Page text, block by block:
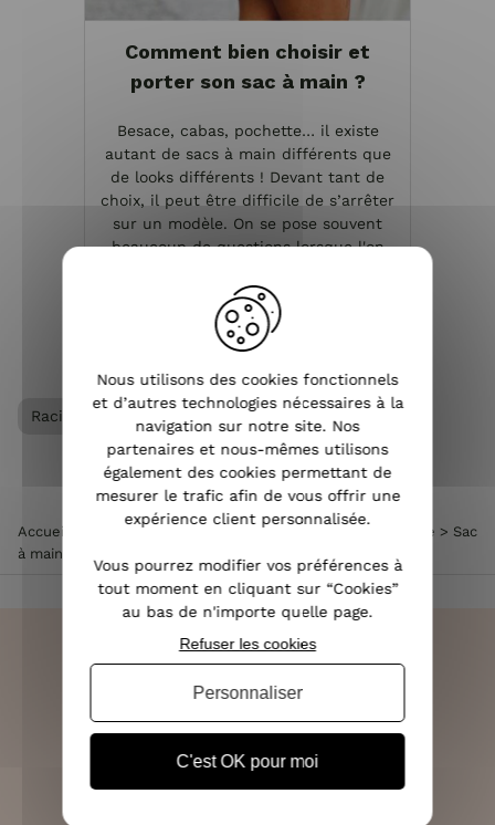
Comment bien choisir et
porter son sac à main ?
Besace, cabas, pochette… il existe
autant de sacs à main différents que
de looks différents ! Devant tant de
choix, il peut être difficile de s’arrêter
sur un modèle. On se pose souvent
beaucoup de questions lorsque l'on
VOIR L'ARTICLE
Racine Sac à main femme
Accueil Accessoires de mode femme Sac à main femme > Sac
à main kaki nœud léopard Rondili
OFFERTE DÈS 70€
Nous utilisons des cookies fonctionnels
et d’autres technologies nécessaires à la
navigation sur notre site. Nos
partenaires et nous-mêmes utilisons
également des cookies permettant de
mesurer le trafic afin de vous offrir une
expérience client personnalisée.
Vous pourrez modifier vos préférences à
tout moment en cliquant sur “Cookies”
au bas de n'importe quelle page.
C'est OK pour moi
Refuser les cookies
Personnaliser